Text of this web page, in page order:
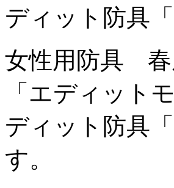
ディット防具
女性用防具 春
「エディット
ディット防具
す。